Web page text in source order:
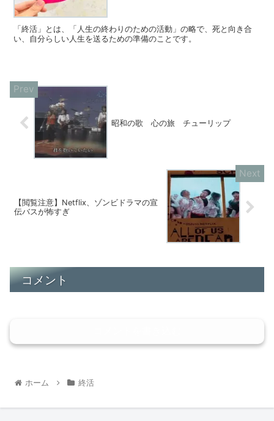
「終活」とは、「人生の終わりのための活動」の略で、死と向き合
い、自分らしい人生を送るための準備のことです。
昭和の歌 心の旅 チューリップ
【閲覧注意】Netflix、ゾンビドラマの宣
伝バスが怖すぎ
コメント
ホーム 終活